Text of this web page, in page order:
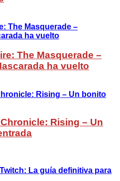
The Masquerade –
ha vuelto
Rising – Un